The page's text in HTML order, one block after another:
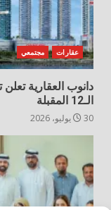
عقارات مجتمعي
الـ12 المقبلة
30 يوليو، 2026